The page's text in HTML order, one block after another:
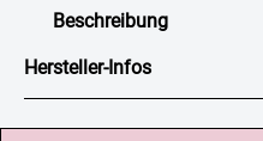
Beschreibung
Hersteller-Infos